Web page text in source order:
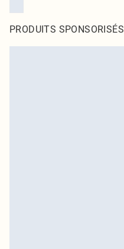
PRODUITS SPONSORISÉS